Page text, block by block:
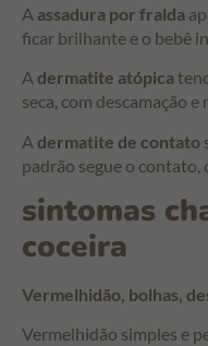
A assadura por fralda
ficar brilhante e o bebê
A dermatite atópica
seca, com descamação e
A dermatite de contato
padrão segue o contato,
sintomas
coceira
Vermelhidão, bolhas,
Vermelhidão simples e